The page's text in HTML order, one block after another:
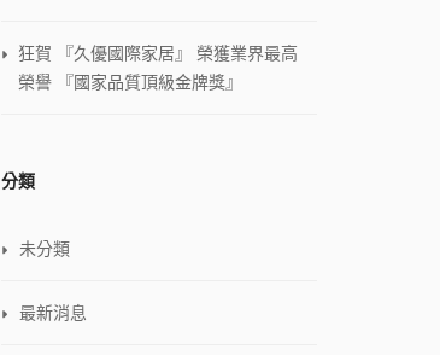
狂賀 『久優國際家居』 榮獲業界最高
榮譽 『國家品質頂級金牌獎』
分類
未分類
最新消息